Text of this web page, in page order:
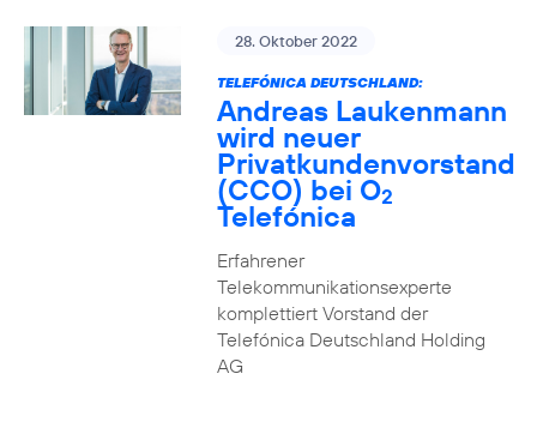
28. Oktober 2022
TELEFÓNICA DEUTSCHLAND:
Andreas Laukenmann
wird neuer
Privatkundenvorstand
(CCO) bei O2
Telefónica
Erfahrener
Telekommunikationsexperte
komplettiert Vorstand der
Telefónica Deutschland Holding
AG